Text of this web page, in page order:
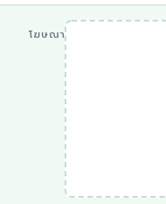
โฆษณา